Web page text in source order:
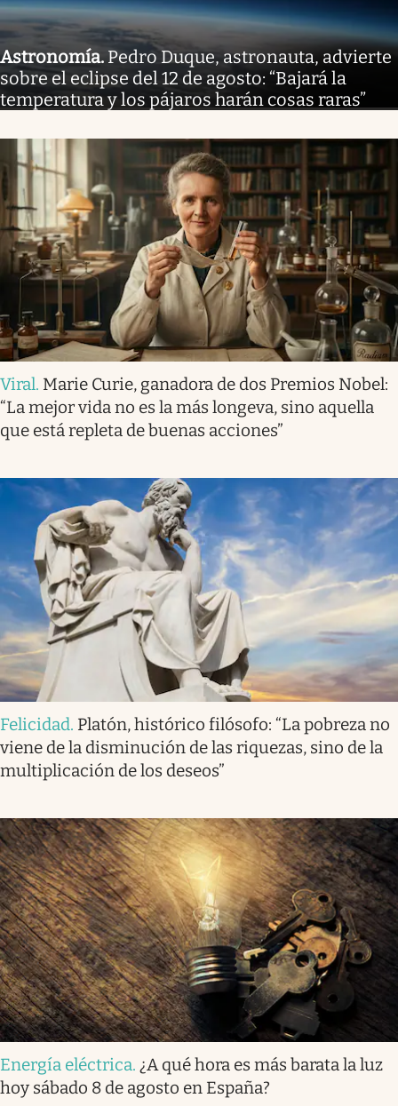
Astronomía. Pedro Duque, astronauta, advierte
sobre el eclipse del 12 de agosto: “Bajará la
temperatura y los pájaros harán cosas raras”
Viral. Marie Curie, ganadora de dos Premios Nobel:
“La mejor vida no es la más longeva, sino aquella
que está repleta de buenas acciones”
Felicidad. Platón, histórico filósofo: “La pobreza no
viene de la disminución de las riquezas, sino de la
multiplicación de los deseos”
Energía eléctrica. ¿A qué hora es más barata la luz
hoy sábado 8 de agosto en España?